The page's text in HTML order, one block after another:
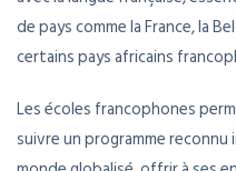
de pays comme la France, la
certains pays africains
Les écoles francophones
suivre un programme